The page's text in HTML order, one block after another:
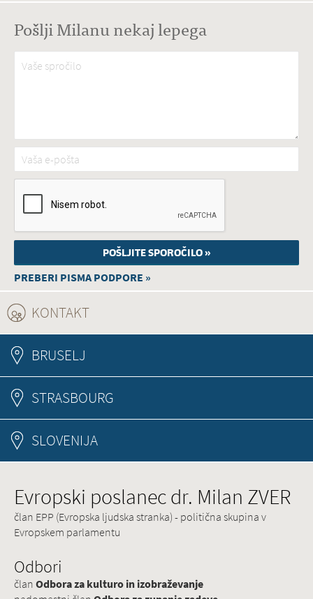
Pošlji Milanu nekaj lepega
Vaše spročilo*
Vaša e-pošta*
PREBERI PISMA PODPORE »
KONTAKT
BRUSELJ
STRASBOURG
SLOVENIJA
Evropski poslanec dr. Milan ZVER
član EPP (Evropska ljudska stranka) - politična skupina v
Evropskem parlamentu
Odbori
članOdbora za kulturo in izobraževanje